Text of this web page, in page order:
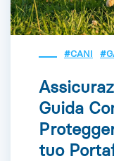
#CANI
Guida
tuo